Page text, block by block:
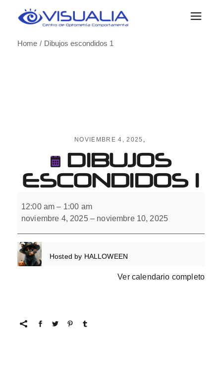
Home
Dibujos escondidos 1
NOVIEMBRE 4, 2025
DIBUJOS
ESCONDIDOS 1
escondidos
12:00 am – 1:00 am
noviembre 4, 2025 – noviembre 10, 2025
Hosted by HALLOWEEN
Ver calendario completo